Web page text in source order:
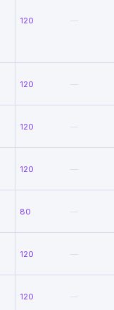
120
120
120
120
80
120
120
—
—
—
—
—
—
—